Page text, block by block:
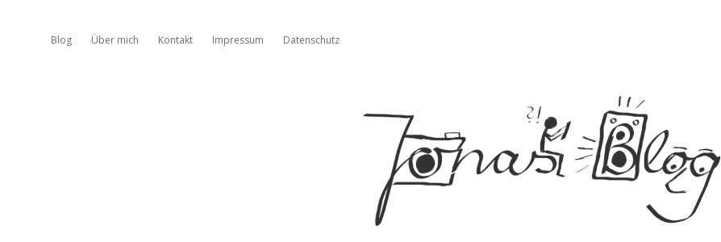
Blog Über mich Kontakt Impressum Datenschutz
Jonas'